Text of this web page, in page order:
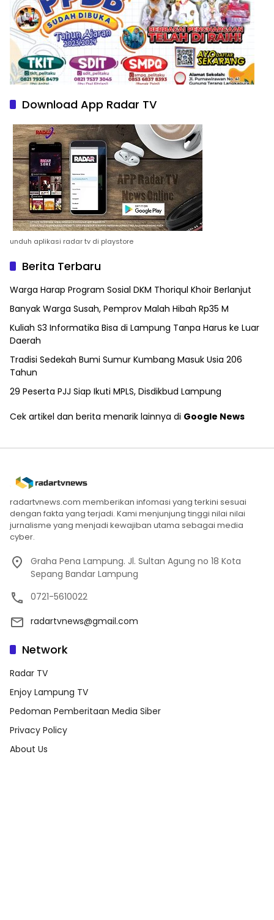
Download App Radar TV
unduh aplikasi radar tv di playstore
Berita Terbaru
Warga Harap Program Sosial DKM Thoriqul Khoir Berlanjut
Banyak Warga Susah, Pemprov Malah Hibah Rp35 M
Kuliah S3 Informatika Bisa di Lampung Tanpa Harus ke Luar
Daerah
Tradisi Sedekah Bumi Sumur Kumbang Masuk Usia 206
Tahun
29 Peserta PJJ Siap Ikuti MPLS, Disdikbud Lampung
Cek artikel dan berita menarik lainnya di Google News
radartvnews.com memberikan infomasi yang terkini sesuai
dengan fakta yang terjadi. Kami menjunjung tinggi nilai nilai
jurnalisme yang menjadi kewajiban utama sebagai media
cyber.
Graha Pena Lampung. Jl. Sultan Agung no 18 Kota
Sepang Bandar Lampung
0721-5610022
radartvnews@gmail.com
Network
Radar TV
Enjoy Lampung TV
Pedoman Pemberitaan Media Siber
Privacy Policy
About Us